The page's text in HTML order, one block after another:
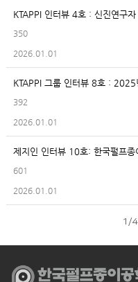
KTAPPI 인터뷰 4호 : 신진연구
350
2026.01.01
KTAPPI 그룹 인터뷰 8호 : 2025
392
2026.01.01
제지인 인터뷰 10호: 한국펄프
601
2026.01.01
1/4